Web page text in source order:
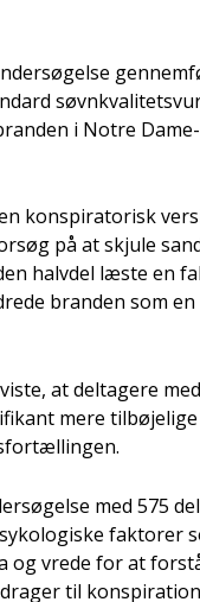
i Notre
kon­spira­to­risk
på at skju­le
halv­del læste en
bran­den som
at del­ta­ge­re
mere
med 575
fak­to­rer
og vre­de for at
til